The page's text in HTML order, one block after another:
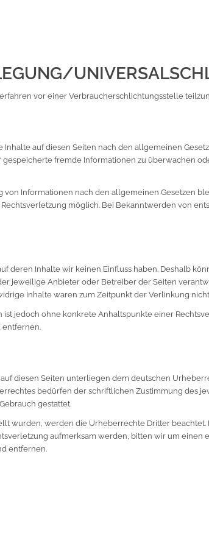
vor einer Verbraucherschlichtungsstelle
Inhalte auf diesen Seiten nach den allgemeinen
fremde Informationen zu überwachen
Informationen nach den allgemeinen Gesetzen
möglich. Bei Bekanntwerden von
deren Inhalte wir keinen Einfluss haben. Deshalb
jeweilige Anbieter oder Betreiber der Seiten
Inhalte waren zum Zeitpunkt der Verlinkung
jedoch ohne konkrete Anhaltspunkte einer
entfernen.
diesen Seiten unterliegen dem deutschen
bedürfen der schriftlichen Zustimmung des
gestattet.
wurden, werden die Urheberrechte Dritter
aufmerksam werden, bitten wir um einen
entfernen.